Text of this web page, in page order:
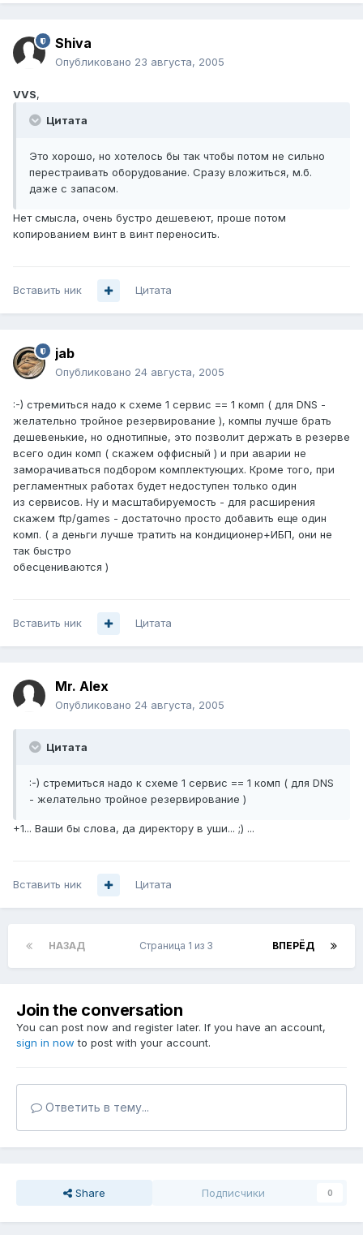
Shiva
Опубликовано 23 августа, 2005
VVS,
Цитата
Это хорошо, но хотелось бы так чтобы потом не сильно
перестраивать оборудование. Сразу вложиться, м.б.
даже с запасом.
Нет смысла, очень бустро дешевеют, проше потом
копированием винт в винт переносить.
Вставить ник Цитата
jab
Опубликовано 24 августа, 2005
:-) стремиться надо к схеме 1 сервис == 1 комп ( для DNS -
желательно тройное резервирование ), компы лучше брать
дешевенькие, но однотипные, это позволит держать в резерве
всего один комп ( скажем оффисный ) и при аварии не
заморачиваться подбором комплектующих. Кроме того, при
регламентных работах будет недоступен только один
из сервисов. Ну и масштабируемость - для расширения
скажем ftp/games - достаточно просто добавить еще один
комп. ( а деньги лучше тратить на кондиционер+ИБП, они не
так быстро
обесцениваются )
Вставить ник Цитата
Mr. Alex
Опубликовано 24 августа, 2005
Цитата
:-) стремиться надо к схеме 1 сервис == 1 комп ( для DNS
- желательно тройное резервирование )
+1... Ваши бы слова, да директору в уши... ;) ...
Вставить ник Цитата
НАЗАД ВПЕРЁД
Страница 1 из 3
Join the conversation
You can post now and register later. If you have an account,
sign in now to post with your account.
Ответить в тему...
Share Подписчики 0